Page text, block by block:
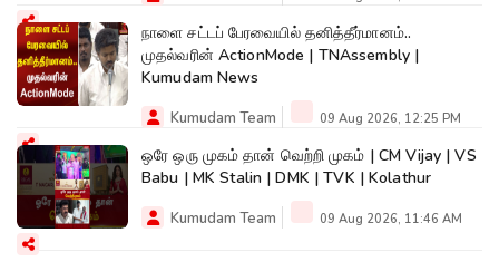
நாளை சட்டப் பேரவையில் தனித்தீர்மானம்..
முதல்வரின் ActionMode | TNAssembly |
Kumudam News
Kumudam Team 09 Aug 2026, 12:25 PM
ஒரே ஒரு முகம் தான் வெற்றி முகம் | CM Vijay | VS
Babu | MK Stalin | DMK | TVK | Kolathur
Kumudam Team 09 Aug 2026, 11:46 AM